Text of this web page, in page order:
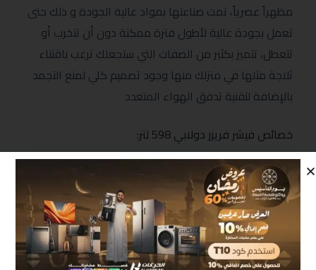
مظهراً عصرياً، تمت صناعتها بمواد عالية الجودة و ذلك حتى
تعمل بجودة عالية لأطول فترة ممكنة دون أن تنخرب أو
تتعطل، تتميز بكثير من الصفات التي ستجعلك ترغب باقتناء
ثلاجة مثلها في منزلك منها وجود تصميم كلي لمنع التجمد
بالإضافة لتقنية تدفق الهواء المتعدد
خصائص فيشر فريزر دولابي 598 لتر:
سعة 20.9 قدم مكعب / 290 لتر
يمكن تحويل الفريزر لثلاجة
نظام تبريد بالبخار
كمبروسر انفرتر
وظيفة التجميد الفائق